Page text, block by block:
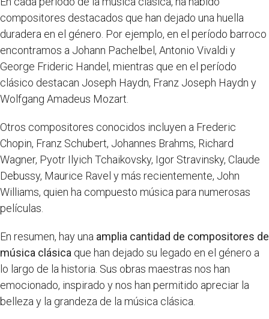
compositores destacados que han dejado una huella
duradera en el género. Por ejemplo, en el período barroco
encontramos a Johann Pachelbel, Antonio Vivaldi y
George Frideric Handel, mientras que en el período
clásico destacan Joseph Haydn, Franz Joseph Haydn y
Wolfgang Amadeus Mozart.
Otros compositores conocidos incluyen a Frederic
Chopin, Franz Schubert, Johannes Brahms, Richard
Wagner, Pyotr Ilyich Tchaikovsky, Igor Stravinsky, Claude
Debussy, Maurice Ravel y más recientemente, John
Williams, quien ha compuesto música para numerosas
películas.
En resumen, hay una amplia cantidad de compositores de
música clásica que han dejado su legado en el género a
lo largo de la historia. Sus obras maestras nos han
emocionado, inspirado y nos han permitido apreciar la
belleza y la grandeza de la música clásica.